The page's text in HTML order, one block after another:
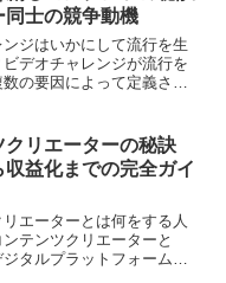
同士の競争動機
ンジはいかにして流行を生
デオチャレンジが流行を
の要因によって定義され
す。以下で、これらの要
に組み合わさ...
クリエーターの秘訣
益化までの完全ガイ
エーターとは何をする人
テンツクリエーターと
タルプラットフォームや